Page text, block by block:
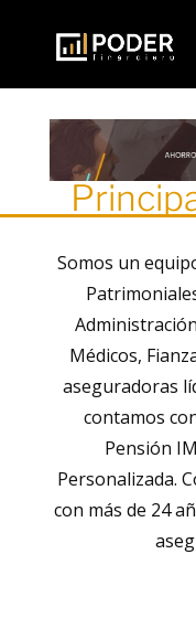
Somos un
Médicos,
aseguradoras
contamos
Pensión
Personalizada.
con más de 24